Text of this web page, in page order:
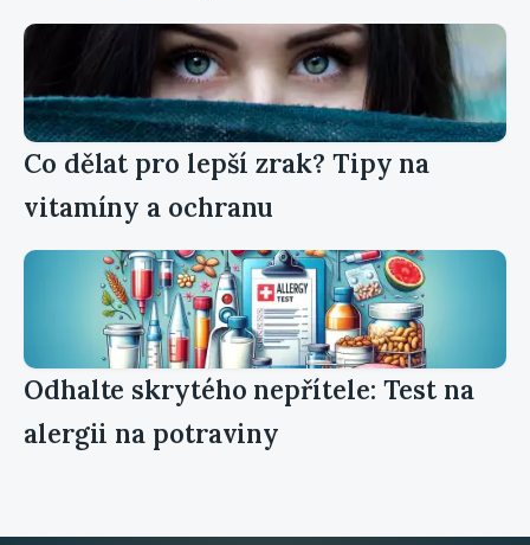
Co dělat pro lepší zrak? Tipy na
vitamíny a ochranu
Odhalte skrytého nepřítele: Test na
alergii na potraviny